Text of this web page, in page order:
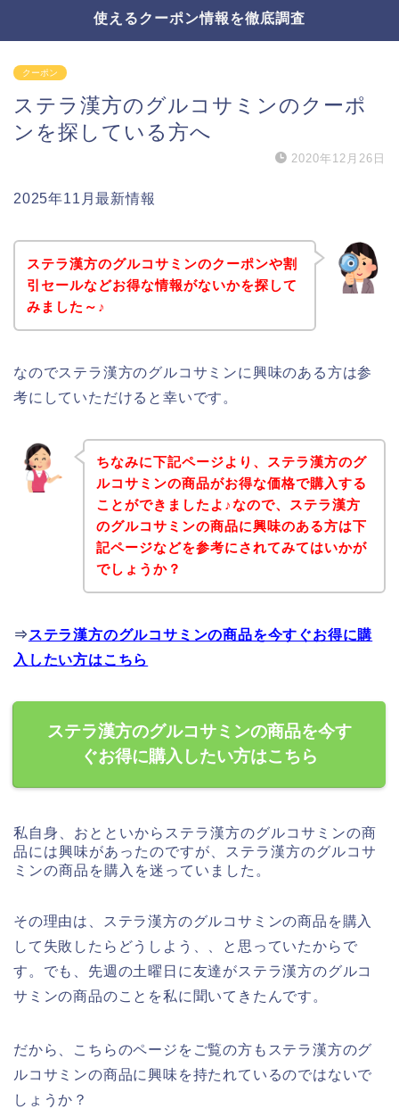
使えるクーポン情報を徹底調査
クーポン
ステラ漢方のグルコサミンのクーポ
ンを探している方へ
2020年12月26日
2025年11月最新情報
ステラ漢方のグルコサミンのクーポンや割
引セールなどお得な情報がないかを探して
みました～♪
なのでステラ漢方のグルコサミンに興味のある方は参
考にしていただけると幸いです。
ちなみに下記ページより、ステラ漢方のグ
ルコサミンの商品がお得な価格で購入する
ことができましたよ♪なので、ステラ漢方
のグルコサミンの商品に興味のある方は下
記ページなどを参考にされてみてはいかが
でしょうか？
⇒ ステラ漢方のグルコサミンの商品を今すぐお得に購
入したい方はこちら
ステラ漢方のグルコサミンの商品を今す
ぐお得に購入したい方はこちら
私自身、おとといからステラ漢方のグルコサミンの商
品には興味があったのですが、ステラ漢方のグルコサ
ミンの商品を購入を迷っていました。
その理由は、ステラ漢方のグルコサミンの商品を購入
して失敗したらどうしよう、、と思っていたからで
す。でも、先週の土曜日に友達がステラ漢方のグルコ
サミンの商品のことを私に聞いてきたんです。
だから、こちらのページをご覧の方もステラ漢方のグ
ルコサミンの商品に興味を持たれているのではないで
しょうか？